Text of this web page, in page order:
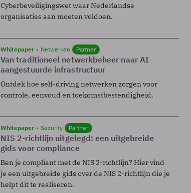
Cyberbeveiligingswet waar Nederlandse
organisaties aan moeten voldoen.
Whitepaper Netwerken Partner
Van traditioneel netwerkbeheer naar AI
aangestuurde infrastructuur
Ontdek hoe self-driving netwerken zorgen voor
controle, eenvoud en toekomstbestendigheid.
Whitepaper Security Partner
NIS 2-richtlijn uitgelegd: een uitgebreide
gids voor compliance
Ben je compliant met de NIS 2-richtlijn? Hier vind
je een uitgebreide gids over de NIS 2-richtlijn die je
helpt dit te realiseren.